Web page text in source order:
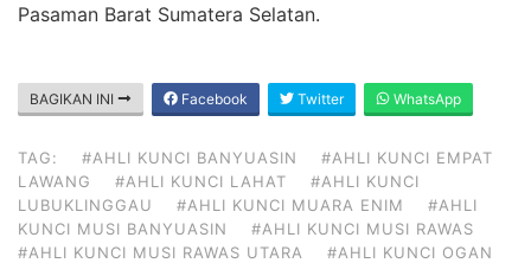
Pasaman Barat Sumatera Selatan.
BAGIKAN INI Facebook Twitter WhatsApp
TAG: #AHLI KUNCI BANYUASIN
#AHLI KUNCI EMPAT
LAWANG
#AHLI KUNCI LAHAT
#AHLI KUNCI
LUBUKLINGGAU
#AHLI KUNCI MUARA ENIM
#AHLI
KUNCI MUSI BANYUASIN
#AHLI KUNCI MUSI RAWAS
#AHLI KUNCI MUSI RAWAS UTARA
#AHLI KUNCI OGAN